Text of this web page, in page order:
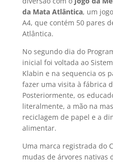
da Mata Atlântica, um
A4, que contém 50 pares
Atlântica.
No segundo dia do
inicial foi voltada ao
Klabin e na sequencia os
fazer uma visita à fábrica
Posteriormente, os
literalmente, a mão na
reciclagem de papel e a
alimentar.
Uma marca registrada do
mudas de árvores nativas